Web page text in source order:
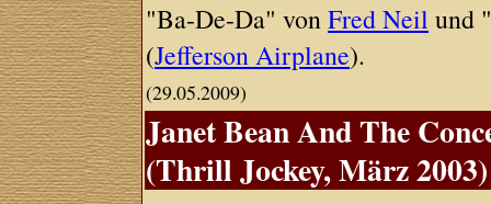
"Ba-De-Da" vonFred Neil und
(Jefferson Airplane).
(29.05.2009)
Janet Bean And The
(Thrill Jockey, März 2003)